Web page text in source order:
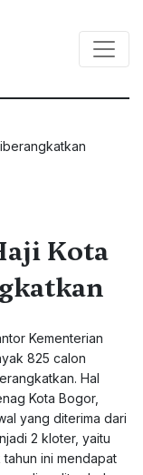
Kota
Kementerian
825 calon
Hal
Kota Bogor,
yang diterima dari
2 kloter, yaitu
ini mendapat